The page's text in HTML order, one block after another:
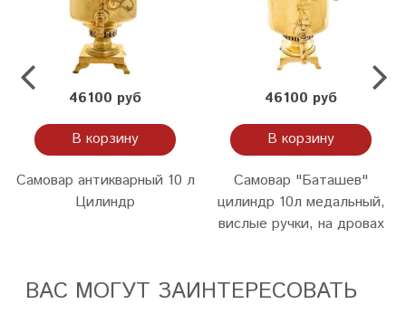
46100 руб
В корзину
Самовар антикварный 10 л
Цилиндр
46100 руб
В корзину
Cамовар "Баташев"
цилиндр 10л медальный,
вислые ручки, на дровах
ВАС МОГУТ ЗАИНТЕРЕСОВАТЬ